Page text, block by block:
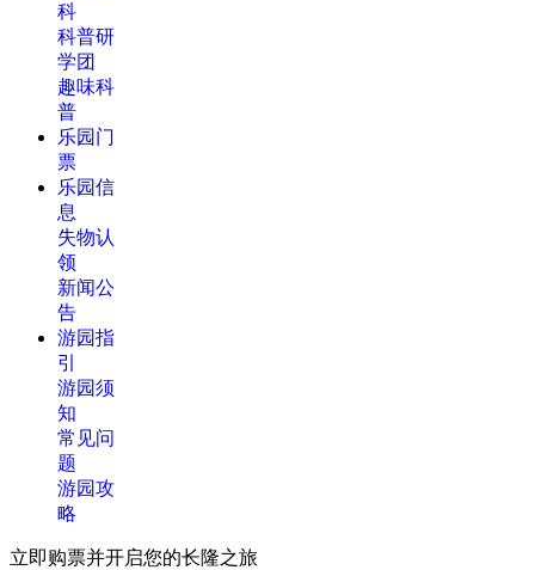
科
科普研
学团
趣味科
普
乐园门
票
乐园信
息
失物认
领
新闻公
告
游园指
引
游园须
知
常见问
题
游园攻
略
立即购票并开启您的长隆之旅